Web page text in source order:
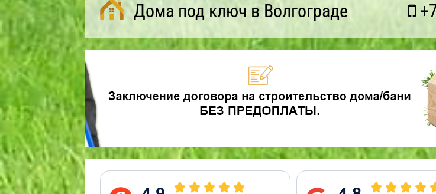
Дома под ключ в Волгограде